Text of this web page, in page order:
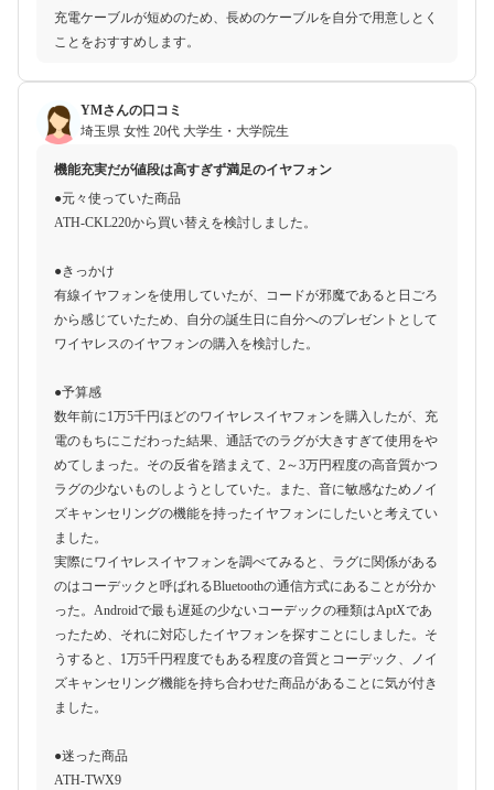
充電ケーブルが短めのため、長めのケーブルを自分で用意しとく
ことをおすすめします。
YMさんの口コミ
埼玉県 女性 20代 大学生・大学院生
機能充実だが値段は高すぎず満足のイヤフォン
●元々使っていた商品
ATH-CKL220から買い替えを検討しました。
●きっかけ
有線イヤフォンを使用していたが、コードが邪魔であると日ごろ
から感じていたため、自分の誕生日に自分へのプレゼントとして
ワイヤレスのイヤフォンの購入を検討した。
●予算感
数年前に1万5千円ほどのワイヤレスイヤフォンを購入したが、充
電のもちにこだわった結果、通話でのラグが大きすぎて使用をや
めてしまった。その反省を踏まえて、2～3万円程度の高音質かつ
ラグの少ないものしようとしていた。また、音に敏感なためノイ
ズキャンセリングの機能を持ったイヤフォンにしたいと考えてい
ました。
実際にワイヤレスイヤフォンを調べてみると、ラグに関係がある
のはコーデックと呼ばれるBluetoothの通信方式にあることが分か
った。Androidで最も遅延の少ないコーデックの種類はAptXであ
ったため、それに対応したイヤフォンを探すことにしました。そ
うすると、1万5千円程度でもある程度の音質とコーデック、ノイ
ズキャンセリング機能を持ち合わせた商品があることに気が付き
ました。
●迷った商品
ATH-TWX9